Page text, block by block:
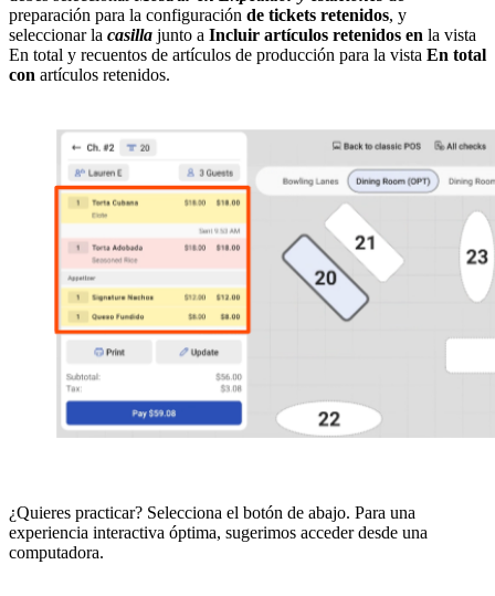
preparación para la configuración de tickets retenidos, y
seleccionar la casilla junto a Incluir artículos retenidos en la vista
En total y recuentos de artículos de producción para la vista En total
con artículos retenidos.
¿Quieres practicar? Selecciona el botón de abajo. Para una
experiencia interactiva óptima, sugerimos acceder desde una
computadora.